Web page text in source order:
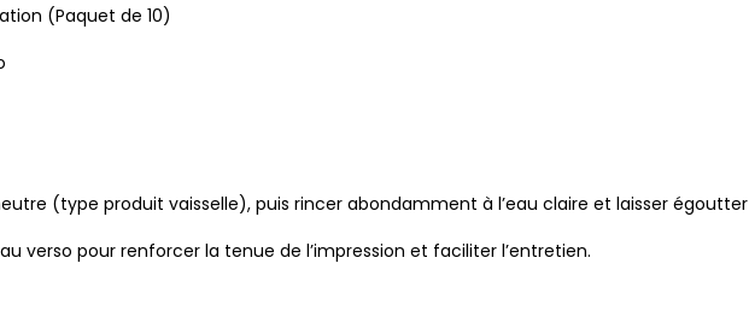
(Paquet de 10)
(type produit vaisselle), puis rincer abondamment à l’eau claire et laisser égoutter
verso pour renforcer la tenue de l’impression et faciliter l’entretien.